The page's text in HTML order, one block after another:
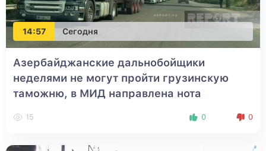
14:57 Сегодня
Азербайджанские дальнобойщики
неделями не могут пройти грузинскую
таможню, в МИД направлена нота
15 0 0